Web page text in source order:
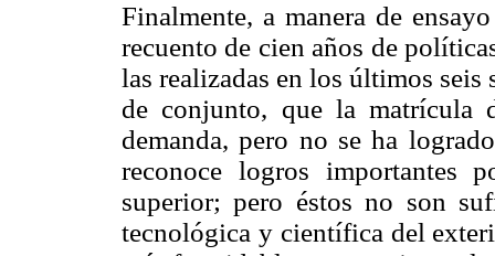
Finalmente, a manera de
recuento de cien años de
las realizadas en los últimos
de conjunto, que la matrícula
demanda, pero no se ha
reconoce logros importantes
superior; pero éstos no son
tecnológica y científica del